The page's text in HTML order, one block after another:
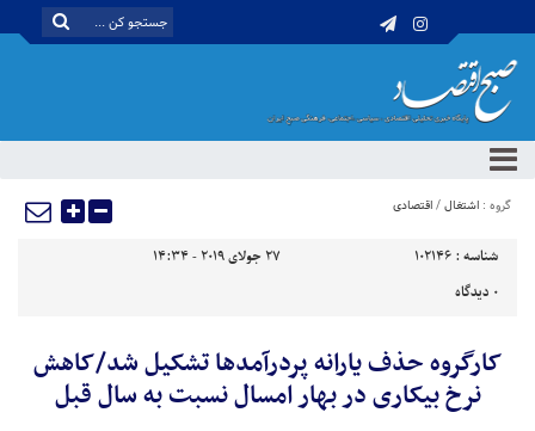
گروه : اشتغال/اقتصادی
شناسه : 102146
27 جولای 2019 - 14:34
0 دیدگاه
کارگروه حذف یارانه پردرآمدها تشکیل شد/کاهش
نرخ بیکاری در بهار امسال نسبت به سال قبل